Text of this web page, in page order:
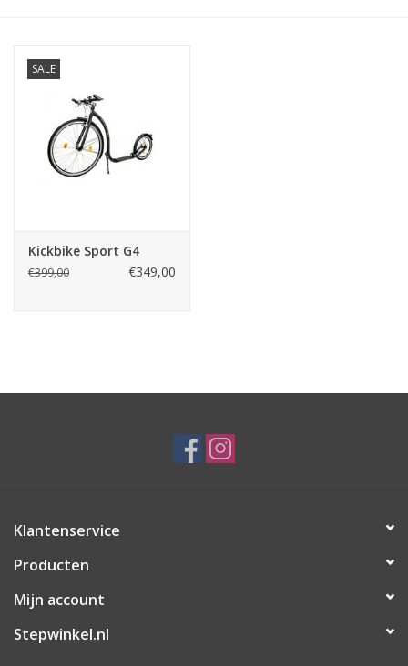
SALE
Kickbike Sport G4
€399,00 €349,00
Klantenservice
Producten
Mijn account
Stepwinkel.nl